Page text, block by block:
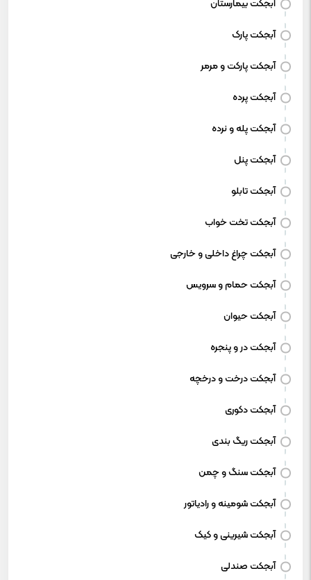
آبجکت بیمارستان
آبجکت پارک
آبجکت پارکت و مرمر
آبجکت پرده
آبجکت پله و نرده
آبجکت پنل
آبجکت تابلو
آبجکت تخت خواب
آبجکت چراغ داخلی و خارجی
آبجکت حمام و سرویس
آبجکت حیوان
آبجکت در و پنجره
آبجکت درخت و درخچه
آبجکت دکوری
آبجکت ریگ بندی
آبجکت سنگ و چمن
آبجکت شومینه و رادیاتور
آبجکت شیرینی و کیک
آبجکت صندلی